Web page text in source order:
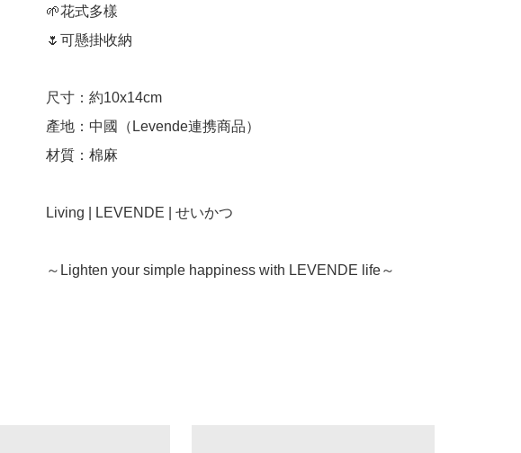
🌱花式多樣
🌷可懸掛收納
尺寸：約10x14cm
產地：中國（Levende連携商品）
材質：棉麻
Living | LEVENDE | せいかつ
～Lighten your simple happiness with LEVENDE life～